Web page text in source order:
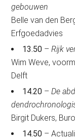
gebouwen
Belle van den
Erfgoedadvies
13.50 –Rijk
Wim Weve,
Delft
14.20 –De
Birgit Dukers,
14.50 –